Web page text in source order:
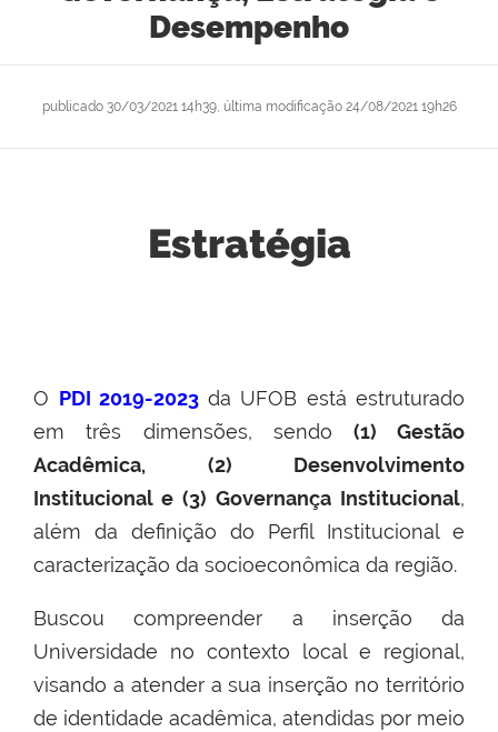
Desempenho
publicado30/03/2021 14h39, última modificação24/08/2021 19h26
Estratégia
O PDI 2019-2023 da UFOB está estruturado
em três dimensões, sendo (1) Gestão
Acadêmica, (2) Desenvolvimento
Institucional e (3) Governança Institucional,
além da definição do Perfil Institucional e
caracterização da socioeconômica da região.
Buscou compreender a inserção da
Universidade no contexto local e regional,
visando a atender a sua inserção no território
de identidade acadêmica, atendidas por meio